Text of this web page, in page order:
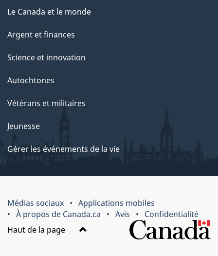
Le Canada et le monde
Argent et finances
Science et innovation
Autochtones
Vétérans et militaires
Jeunesse
Gérer les événements de la vie
Médias sociaux
Applications mobiles
À propos de Canada.ca
Avis
Confidentialité
Haut de la page